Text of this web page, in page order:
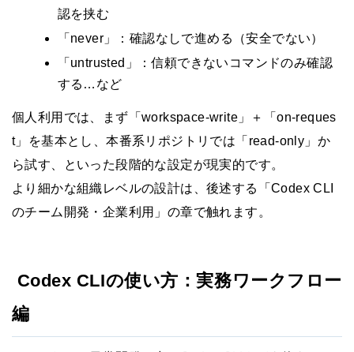
認を挟む
「never」：確認なしで進める（安全でない）
「untrusted」：信頼できないコマンドのみ確認
する…など
個人利用では、まず「workspace-write」＋「on-reques
t」を基本とし、本番系リポジトリでは「read-only」か
ら試す、といった段階的な設定が現実的です。
より細かな組織レベルの設計は、後述する「Codex CLI
のチーム開発・企業利用」の章で触れます。
Codex CLIの使い方：実務ワークフロー
編